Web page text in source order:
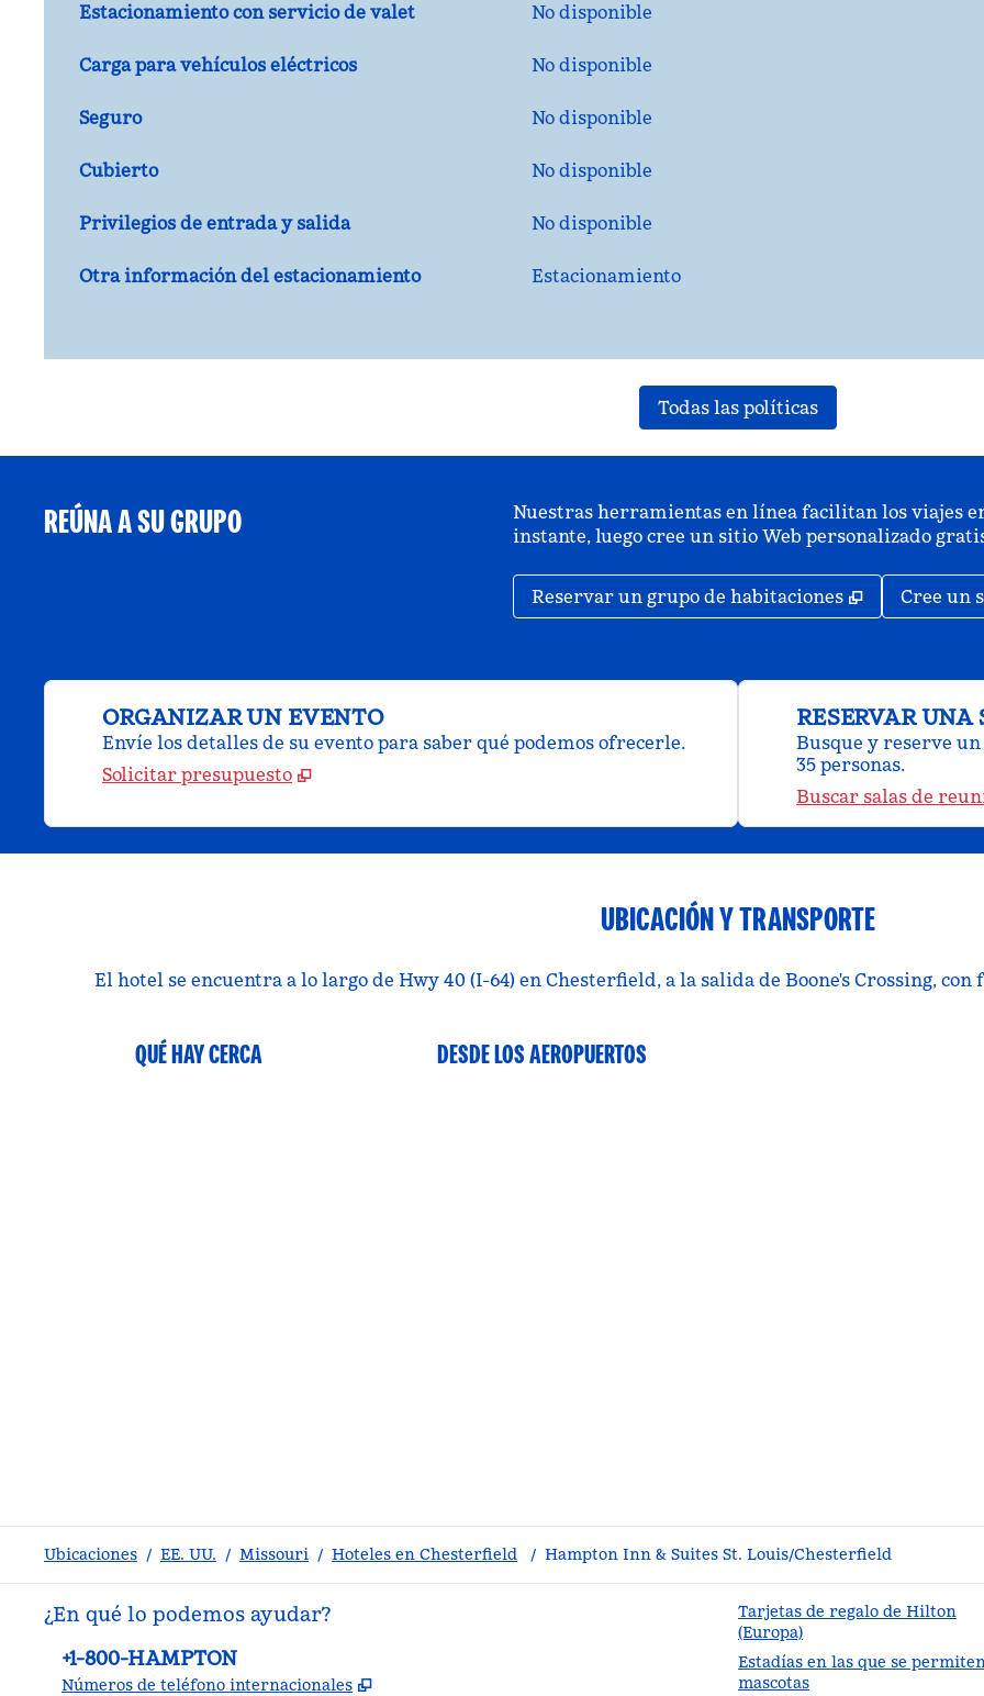
Estacionamiento con servicio de valet No disponible
Carga para vehículos eléctricos No disponible
Seguro No disponible
Cubierto No disponible
Privilegios de entrada y salida No disponible
Otra información del estacionamiento Estacionamiento
Todas las políticas
REÚNA A SU GRUPO
Nuestras herramientas en línea facilitan los viajes
instante, luego cree un sitio Web personalizado
Reservar un grupo de habitaciones , Abre una
Cree un
ORGANIZAR UN EVENTO
Envíe los detalles de su evento para saber qué podemos ofrecerle.
Solicitar presupuesto
RESERVAR
Busque y reserve un
35 personas.
Buscar salas de
UBICACIÓN Y TRANSPORTE
El hotel se encuentra a lo largo de Hwy 40 (I-64) en Chesterfield, a la salida de Boone's Crossing,
QUÉ HAY CERCA DESDE LOS AEROPUERTOS
Ubicaciones / EE. UU. / Missouri / Hoteles en Chesterfield / Hampton Inn & Suites St. Louis/Chesterfield
¿En qué lo podemos ayudar?
Teléfono:
+1-800-HAMPTON
Números de teléfono internacionales ,
Tarjetas de regalo de Hilton
(Europa)
Estadías en las que se
mascotas